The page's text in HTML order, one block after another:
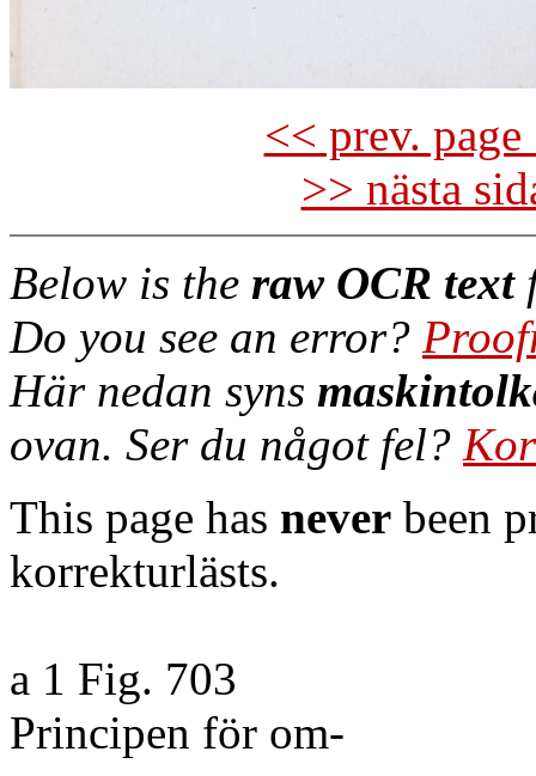
<< prev.
>> nästa
Below is the raw OCR text
Do you see an error?
Här nedan syns
ovan. Ser du något fel?
This page has never been
korrekturlästs.
a 1 Fig. 703
Principen för om-